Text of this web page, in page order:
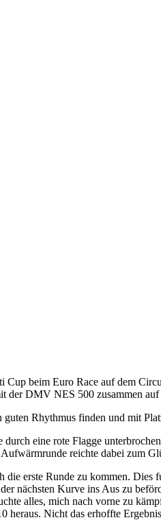
beim Euro Race auf dem
DMV NES 500 zusammen
Rhythmus finden und mit
eine rote Flagge
reichte dabei zum
die erste Runde zu kommen.
nächsten Kurve ins Aus zu
alles, mich nach vorne zu
Nicht das erhoffte